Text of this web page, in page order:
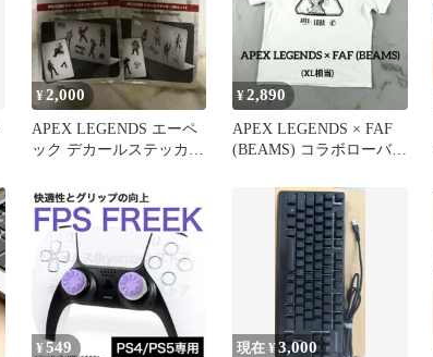
¥2,000
APEX LEGENDS エーペ
ック デカールステッカ
¥2,890
APEX LEGENDS × FAF
(BEAMS) コラボローバ
¥ 549 現在 ¥3,000